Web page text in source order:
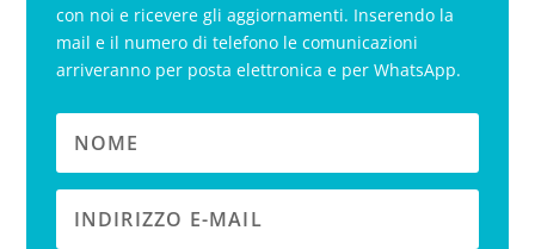
con noi e ricevere gli aggiornamenti. Inserendo la
mail e il numero di telefono le comunicazioni
arriveranno per posta elettronica e per WhatsApp.